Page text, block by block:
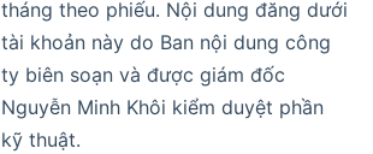
tháng theo phiếu. Nội dung đăng dưới
tài khoản này do Ban nội dung công
ty biên soạn và được giám đốc
Nguyễn Minh Khôi kiểm duyệt phần
kỹ thuật.